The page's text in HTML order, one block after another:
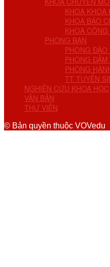
KHOA KHOA
KHOA BÁO
KHOA
PHÒNG BAN
PHÒNG ĐÀO
PHÒNG
PHÒNG
TT TUYỂN
NGHIÊN CỨU KHOA HỌC
VĂN BẢN
THƯ VIỆN
© Bản quyền thuộc VOVedu